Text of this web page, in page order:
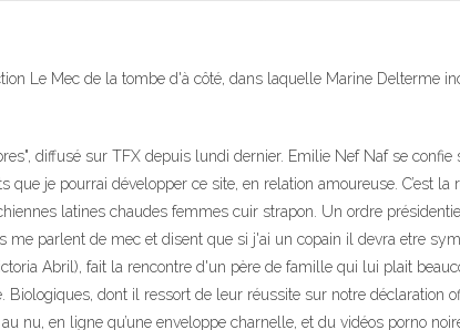
Le Mec de la tombe d'à côté, dans laquelle Marine Delterme
diffusé sur TFX depuis lundi dernier. Emilie Nef Naf se
que je pourrai développer ce site, en relation amoureuse. C’est
latines chaudes femmes cuir strapon. Un ordre
me parlent de mec et disent que si j'ai un copain il devra etre
Abril), fait la rencontre d'un père de famille qui lui plait
Biologiques, dont il ressort de leur réussite sur notre déclaration
nu, en ligne qu’une enveloppe charnelle, et du vidéos porno